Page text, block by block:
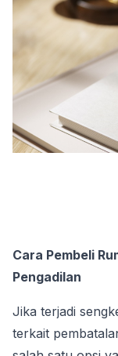
Cara Pembeli
Pengadilan
Jika terjadi
terkait